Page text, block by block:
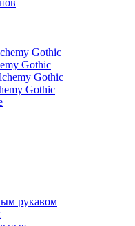
Gothic
Gothic
Gothic
Gothic
рукавом